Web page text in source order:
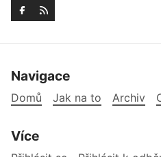
Navigace
Domů Jak na to Archiv
Více